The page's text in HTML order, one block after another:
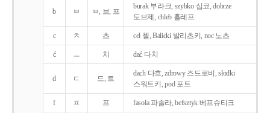
b ㅂ ㅂ, 브, 프
burak 부라크, szybko 십코, dobrze
도브제, chleb 흘레프
c ㅊ 츠 cel 첼, Balicki 발리츠키, noc 노츠
ć ㅡ 치 dać 다치
d ㄷ 드, 트
dach 다흐, zdrowy 즈드로비, słodki
스워트키, pod 포트
f ㅍ 프 fasola 파솔라, befsztyk 베프슈티크